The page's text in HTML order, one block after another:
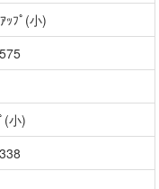
ｯﾌﾟ(小)
(小)